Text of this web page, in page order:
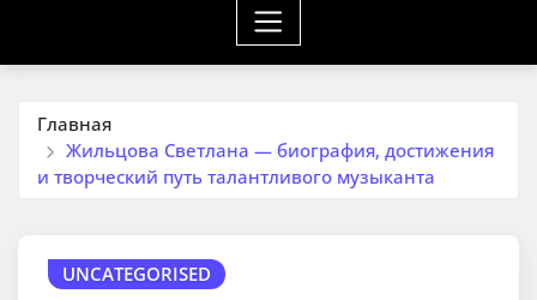
Главная
Жильцова Светлана — биография, достижения
и творческий путь талантливого музыканта
UNCATEGORISED